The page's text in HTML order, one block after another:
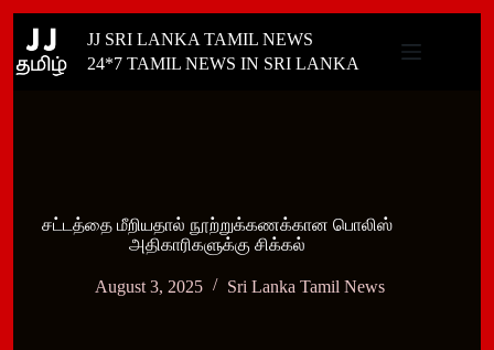
content
JJ SRI LANKA TAMIL NEWS
24*7 TAMIL NEWS IN SRI LANKA
சட்டத்தை மீறியதால் நூற்றுக்கணக்கான பொலிஸ்
அதிகாரிகளுக்கு சிக்கல்
August 3, 2025 Sri Lanka Tamil News